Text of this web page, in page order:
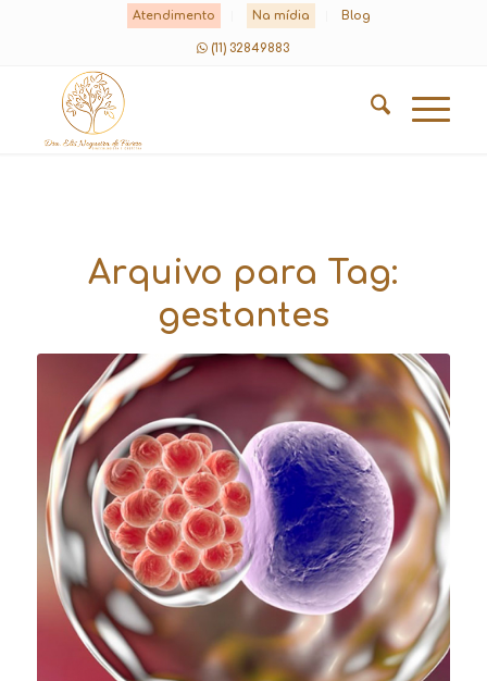
Atendimento Na mídia Blog
(11) 32849883
Arquivo para Tag:
gestantes